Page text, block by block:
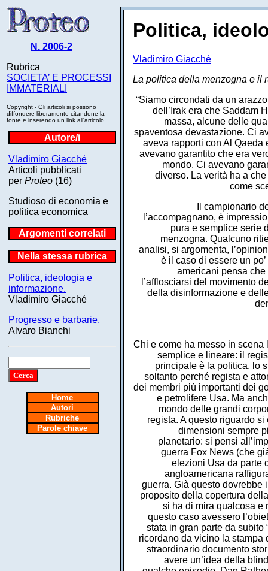
N. 2006-2
Rubrica
SOCIETA’ E PROCESSI
IMMATERIALI
Copyright - Gli articoli si possono
diffondere liberamente citandone la
fonte e inserendo un link all'articolo
Autore/i
Vladimiro Giacché
Articoli pubblicati
per Proteo (16)
Studioso di economia e
politica economica
Argomenti correlati
Nella stessa rubrica
Politica, ideologia e
informazione.
Vladimiro Giacché
Progresso e barbarie.
Alvaro Bianchi
Home
Autori
Rubriche
Parole chiave
Politica,
Vladimiro Giacché
La politica della menzogna e il
“Siamo circondati da un
dell’Irak era che Saddam
massa, alcune delle
spaventosa devastazione. Ci
aveva rapporti con Al Qaeda
avevano garantito che era
mondo. Ci avevano
diverso. La verità ha a
come
Il campionario
l’accompagnano, è
pura e semplice serie
menzogna. Qualcuno
analisi, si argomenta,
è il caso di essere un
americani pensa che
l’afflosciarsi del movimento
della disinformazione e
Chi e come ha messo in
semplice e lineare: il
principale è la politica, lo
soltanto perché regista e
dei membri più importanti dei
e petrolifere Usa. Ma
mondo delle grandi
regista. A questo riguardo
dimensioni sempre
planetario: si pensi
guerra Fox News (che
elezioni Usa da parte
angloamericana
guerra. Già questo dovrebbe
proposito della copertura
si ha di mira qualcosa e
questo caso avessero
stata in gran parte da subito
ricordano da vicino la
straordinario documento
avere un’idea della